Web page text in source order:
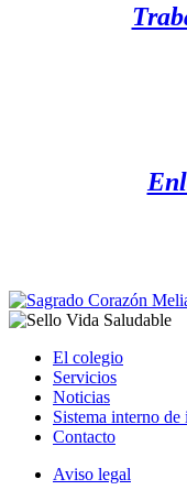
El colegio
Servicios
Noticias
Sistema interno
Contacto
Aviso legal